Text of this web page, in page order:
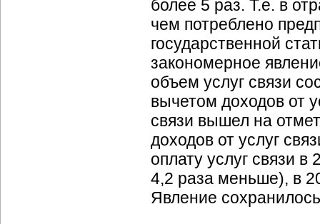
более 5 раз. Т.е. в
чем потреблено
государственной
закономерное
объем услуг связи
вычетом доходов от
связи вышел на
доходов от услуг
оплату услуг связи в
4,2 раза меньше), в
Явление